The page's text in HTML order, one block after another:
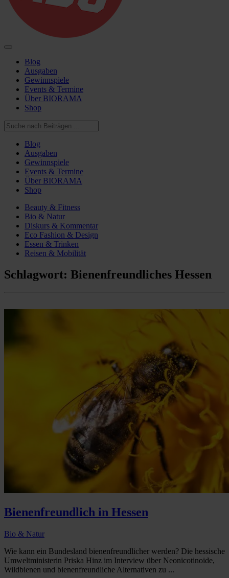
Blog
Ausgaben
Gewinnspiele
Events & Termine
Über BIORAMA
Shop
Blog
Ausgaben
Gewinnspiele
Events & Termine
Über BIORAMA
Shop
Beauty & Fitness
Bio & Natur
Diskurs & Kommentar
Eco Fashion & Design
Essen & Trinken
Reisen & Mobilität
Schlagwort: Bienenfreundliches Hessen
Bienenfreundlich in Hessen
Bio & Natur
Wie kann ein Bundesland bienenfreundlicher werden? Die hessische
Umweltministerin Priska Hinz im Interview über Neonicotinoide,
Wildbienen und bienenfreundliche Alternativen zu ...